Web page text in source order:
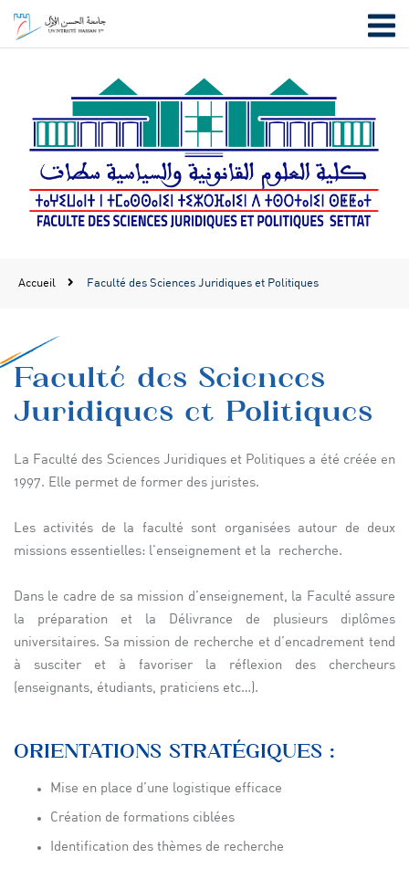
Accueil Faculté des Sciences Juridiques et Politiques
Faculté des Sciences
Juridiques et Politiques
La Faculté des Sciences Juridiques et Politiques a été créée en
1997. Elle permet de former des juristes.
Les activités de la faculté sont organisées autour de deux
missions essentielles: l’enseignement et la recherche.
Dans le cadre de sa mission d’enseignement, la Faculté assure
la préparation et la Délivrance de plusieurs diplômes
universitaires. Sa mission de recherche et d’encadrement tend
à susciter et à favoriser la réflexion des chercheurs
(enseignants, étudiants, praticiens etc…).
ORIENTATIONS STRATÉGIQUES :
Mise en place d’une logistique efficace
Création de formations ciblées
Identification des thèmes de recherche